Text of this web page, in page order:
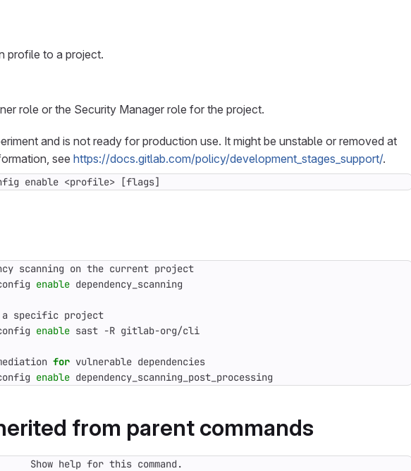
profile to a project.
role or the Security Manager role for the project.
and is not ready for production use. It might be unstable or removed at
see https://docs.gitlab.com/policy/development_stages_support/.
enable <profile> [flags]
enable
enable
for
enable
from parent commands